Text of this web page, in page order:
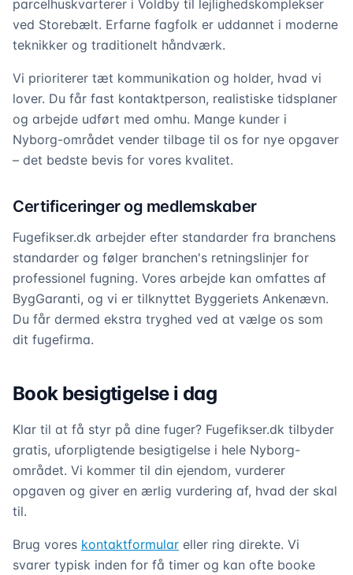
parcelhuskvarterer i Voldby til lejlighedskomplekser
ved Storebælt. Erfarne fagfolk er uddannet i moderne
teknikker og traditionelt håndværk.
Vi prioriterer tæt kommunikation og holder, hvad vi
lover. Du får fast kontaktperson, realistiske tidsplaner
og arbejde udført med omhu. Mange kunder i
Nyborg-området vender tilbage til os for nye opgaver
– det bedste bevis for vores kvalitet.
Certificeringer og medlemskaber
Fugefikser.dk arbejder efter standarder fra branchens
standarder og følger branchen's retningslinjer for
professionel fugning. Vores arbejde kan omfattes af
BygGaranti, og vi er tilknyttet Byggeriets Ankenævn.
Du får dermed ekstra tryghed ved at vælge os som
dit fugefirma.
Book besigtigelse i dag
Klar til at få styr på dine fuger? Fugefikser.dk tilbyder
gratis, uforpligtende besigtigelse i hele Nyborg-
området. Vi kommer til din ejendom, vurderer
opgaven og giver en ærlig vurdering af, hvad der skal
til.
Brug vores kontaktformular eller ring direkte. Vi
svarer typisk inden for få timer og kan ofte booke